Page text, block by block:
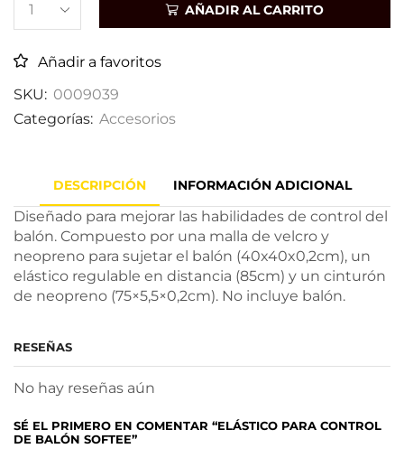
AÑADIR AL CARRITO
Añadir a favoritos
SKU: 0009039
Categorías: Accesorios
DESCRIPCIÓN INFORMACIÓN ADICIONAL
Diseñado para mejorar las habilidades de control del
balón. Compuesto por una malla de velcro y
neopreno para sujetar el balón (40x40x0,2cm), un
elástico regulable en distancia (85cm) y un cinturón
de neopreno (75×5,5×0,2cm). No incluye balón.
RESEÑAS
No hay reseñas aún
SÉ EL PRIMERO EN COMENTAR “ELÁSTICO PARA CONTROL
DE BALÓN SOFTEE”